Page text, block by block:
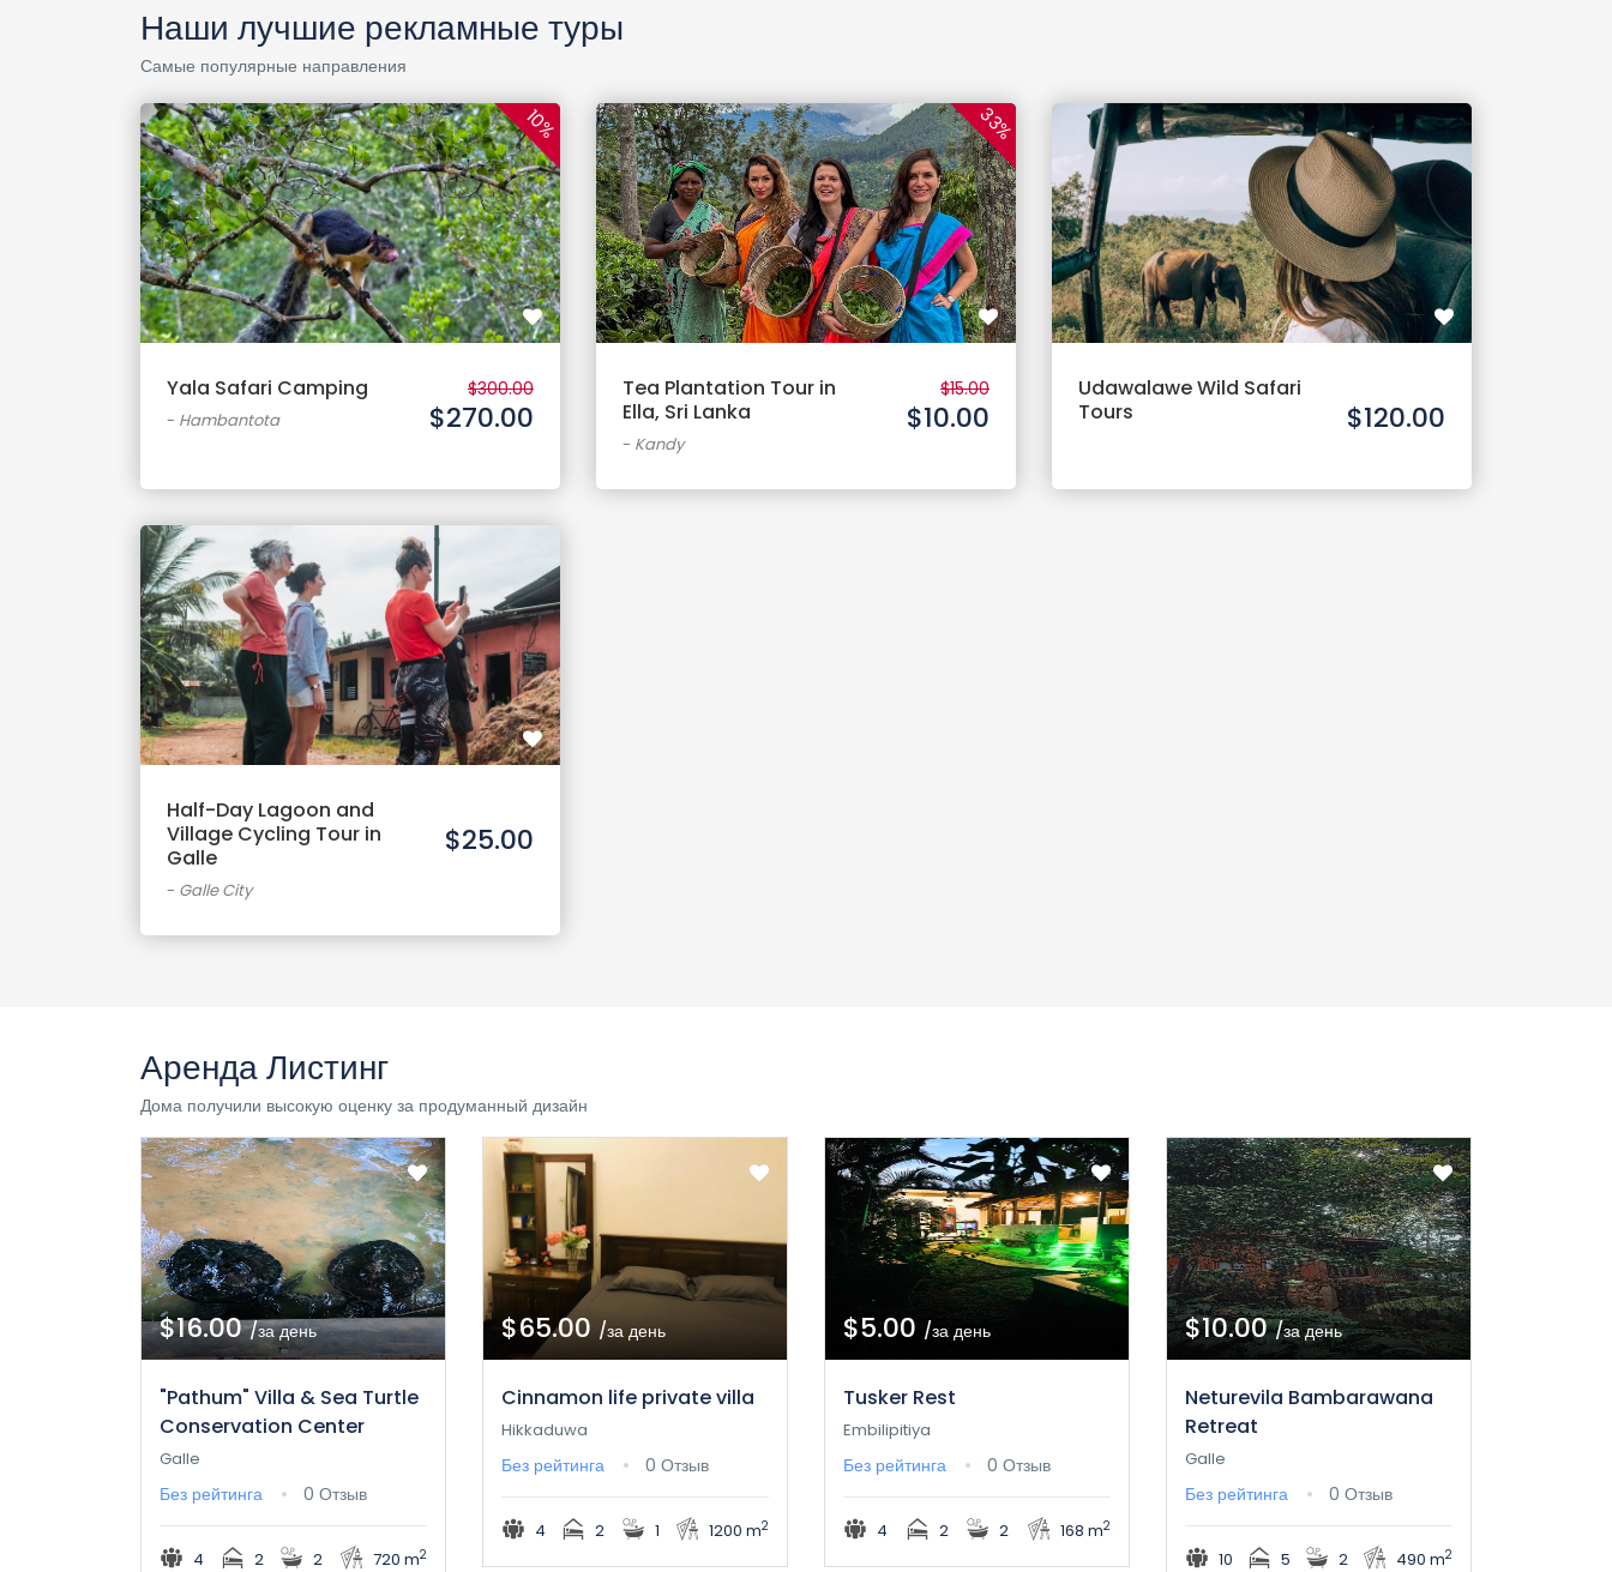
Наши лучшие рекламные туры
Самые популярные направления
10%
Yala Safari Camping
- Hambantota
$300.00
$270.00
33%
Tea Plantation Tour in
Ella, Sri Lanka
- Kandy
$15.00
$10.00
Udawalawe Wild Safari
Tours
$120.00
Half-Day Lagoon and
Village Cycling Tour in
Galle
- Galle City
$25.00
Аренда Листинг
Дома получили высокую оценку за продуманный дизайн
$16.00/за день
"Pathum" Villa & Sea Turtle
Conservation Center
Galle
Без рейтинга 0 Отзыв
4 2 2 720 m2
$65.00/за день
Cinnamon life private villa
Hikkaduwa
Без рейтинга 0 Отзыв
4 2 1 1200 m2
$5.00 /за день
Tusker Rest
Embilipitiya
Без рейтинга 0 Отзыв
4 2 2 168 m2
$10.00/за день
Neturevila Bambarawana
Retreat
Galle
Без рейтинга 0 Отзыв
10 5 2 490 m2